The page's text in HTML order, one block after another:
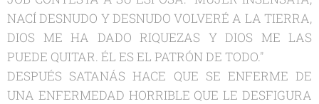
NACÍ DESNUDO Y DESNUDO VOLVERÉ A LA TIERRA,
DIOS ME HA DADO RIQUEZAS Y DIOS ME LAS
PUEDE QUITAR. ÉL ES EL PATRÓN DE TODO."
DESPUÉS SATANÁS HACE QUE SE ENFERME DE
UNA ENFERMEDAD HORRIBLE QUE LE DESFIGURA